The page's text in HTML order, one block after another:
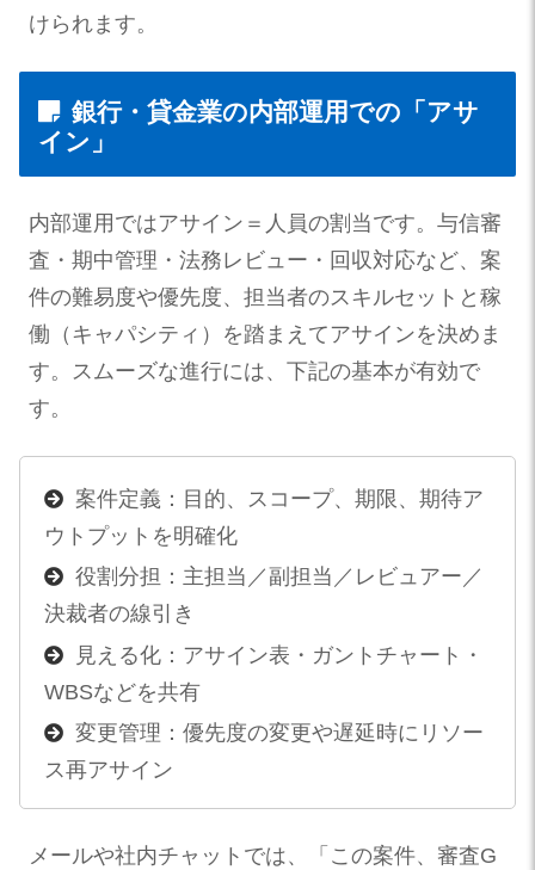
けられます。
銀行・貸金業の内部運用での「アサ
イン」
内部運用ではアサイン＝人員の割当です。与信審
査・期中管理・法務レビュー・回収対応など、案
件の難易度や優先度、担当者のスキルセットと稼
働（キャパシティ）を踏まえてアサインを決めま
す。スムーズな進行には、下記の基本が有効で
す。
案件定義：目的、スコープ、期限、期待ア
ウトプットを明確化
役割分担：主担当／副担当／レビュアー／
決裁者の線引き
見える化：アサイン表・ガントチャート・
WBSなどを共有
変更管理：優先度の変更や遅延時にリソー
ス再アサイン
メールや社内チャットでは、「この案件、審査G